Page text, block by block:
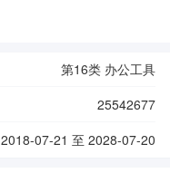
第16类 办公工具
25542677
2018-07-21 至 2028-07-20